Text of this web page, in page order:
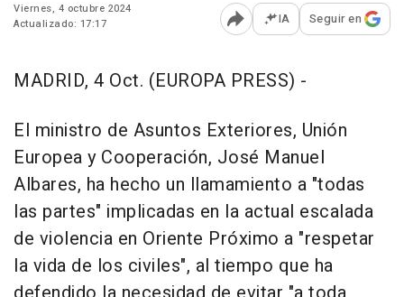
Viernes, 4 octubre 2024
Actualizado: 17:17
Abrir opciones para
IA Seguir en
MADRID, 4 Oct. (EUROPA PRESS) -
El ministro de Asuntos Exteriores, Unión
Europea y Cooperación, José Manuel
Albares, ha hecho un llamamiento a "todas
las partes" implicadas en la actual escalada
de violencia en Oriente Próximo a "respetar
la vida de los civiles", al tiempo que ha